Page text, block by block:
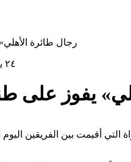
«رجال طائرة
٢٤ يناير ٢٠٢٢ في ٠٧:٤٦ م
يفوز
أقيمت بين الفريقين